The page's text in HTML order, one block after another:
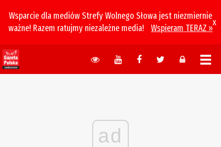
Wsparcie dla mediów Strefy Wolnego Słowa jest niezmiernie
ważne! Razem ratujmy niezależne media!
Wspieram TERAZ »
x
ad